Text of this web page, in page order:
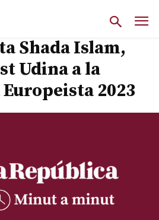
Shada Islam,
Udina a la
2023